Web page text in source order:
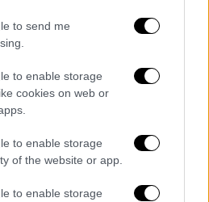
to send me
to enable storage
cookies on web or
to enable storage
of the website or app.
to enable storage
2 περιστατικά με
καπνού.